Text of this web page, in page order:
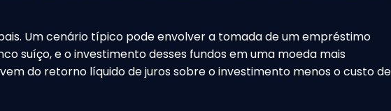
Um cenário típico pode envolver a tomada de um empréstimo
suíço, e o investimento desses fundos em uma moeda mais
do retorno líquido de juros sobre o investimento menos o custo de